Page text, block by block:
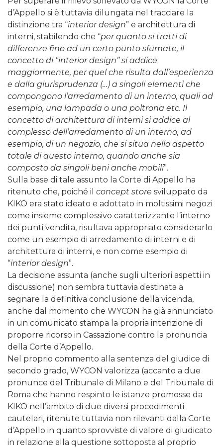
d’Appello si è tuttavia dilungata nel tracciare la
distinzione tra “interior design” e architettura di
interni, stabilendo che “per quanto si tratti di
differenze fino ad un certo punto sfumate, il
concetto di “interior design” si addice
maggiormente, per quel che risulta dall’esperienza
e dalla giurisprudenza (…) a singoli elementi che
compongono l’arredamento di un interno, quali ad
esempio, una lampada o una poltrona etc. Il
concetto di architettura di interni si addice al
complesso dell’arredamento di un interno, ad
esempio, di un negozio, che si situa nello aspetto
totale di questo interno, quando anche sia
composto da singoli beni anche mobili”.
Sulla base di tale assunto la Corte di Appello ha
ritenuto che, poiché il concept store sviluppato da
KIKO era stato ideato e adottato in moltissimi negozi
come insieme complessivo caratterizzante l’interno
dei punti vendita, risultava appropriato considerarlo
come un esempio di arredamento di interni e di
architettura di interni, e non come esempio di
“interior design”.
La decisione assunta (anche sugli ulteriori aspetti in
discussione) non sembra tuttavia destinata a
segnare la definitiva conclusione della vicenda,
anche dal momento che WYCON ha già annunciato
in un comunicato stampa la propria intenzione di
proporre ricorso in Cassazione contro la pronuncia
della Corte d’Appello.
Nel proprio commento alla sentenza del giudice di
secondo grado, WYCON valorizza (accanto a due
pronunce del Tribunale di Milano e del Tribunale di
Roma che hanno respinto le istanze promosse da
KIKO nell’ambito di due diversi procedimenti
cautelari, ritenute tuttavia non rilevanti dalla Corte
d’Appello in quanto sprovviste di valore di giudicato
in relazione alla questione sottoposta al proprio